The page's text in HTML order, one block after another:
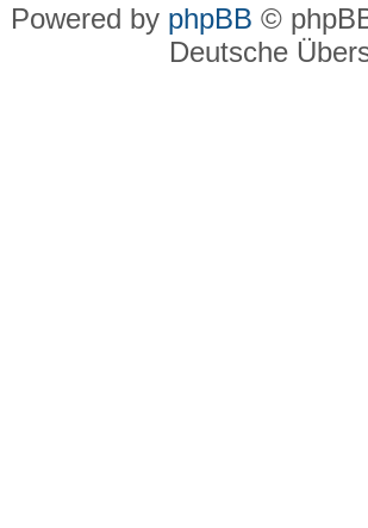
Powered by phpBB ©
Deutsche